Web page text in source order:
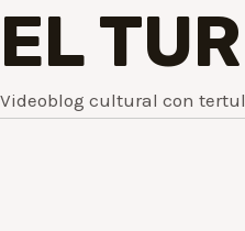
EL
Videoblog cultural con